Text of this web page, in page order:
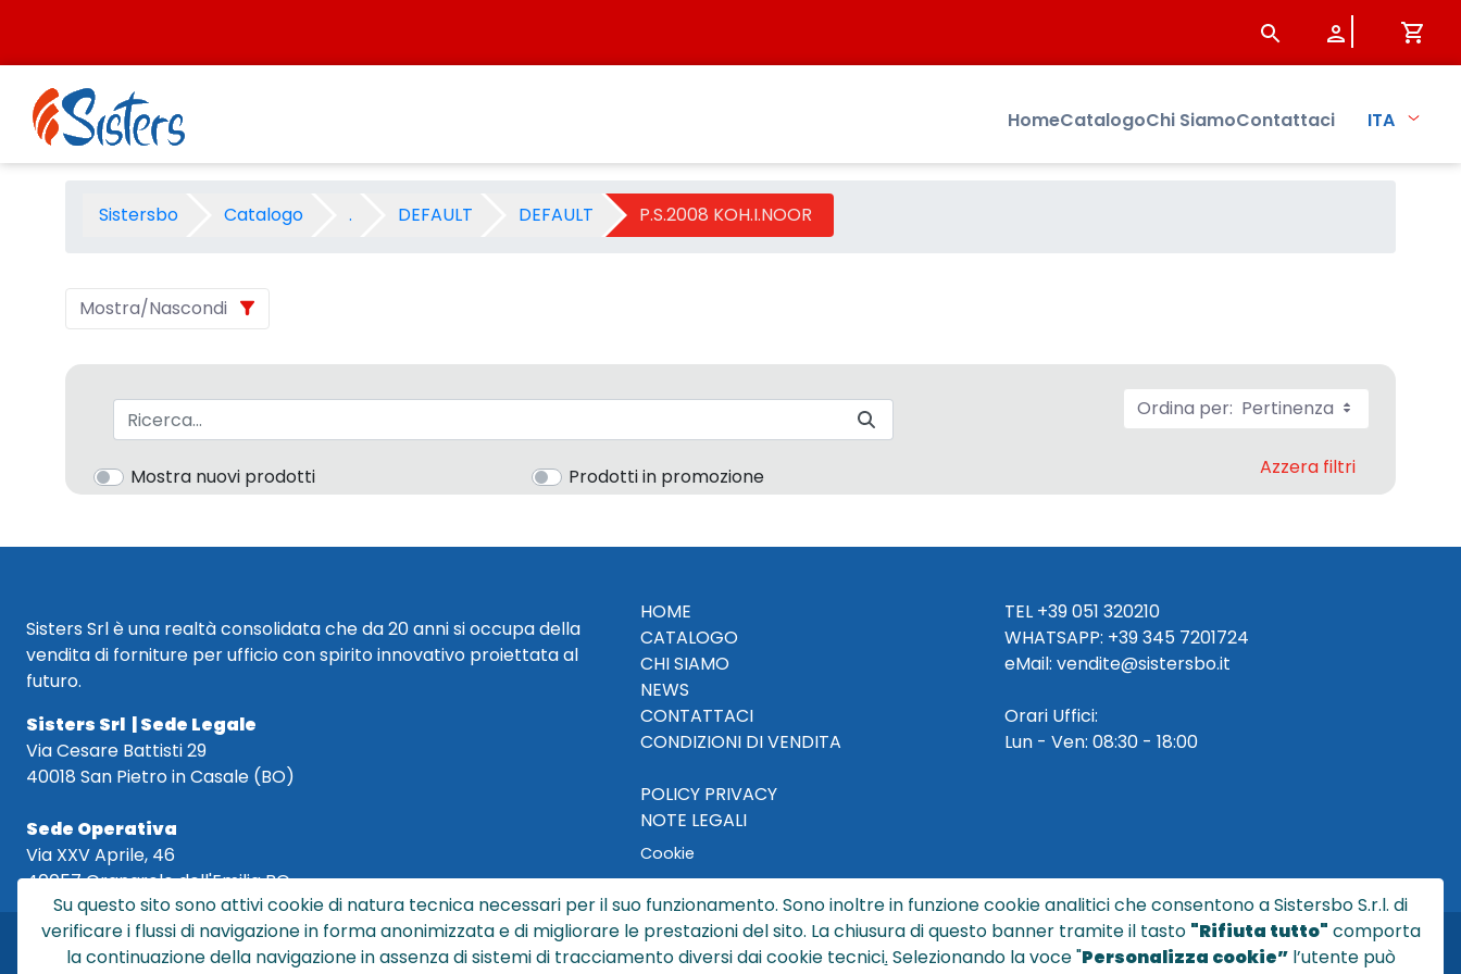
P.S.2008 KOH.I.NOOR - Categoria - Sistersbo
HomeCatalogoChi SiamoContattaci ITA
Sistersbo Catalogo . DEFAULT DEFAULT P.S.2008 KOH.I.NOOR
Mostra/Nascondi
Barra di ricerca
Mostra nuovi prodotti Prodotti in promozione
Ordina per: Pertinenza
Azzera filtri
Sisters Srl è una realtà consolidata che da 20 anni si occupa della
vendita di forniture per ufficio con spirito innovativo proiettata al
futuro.
Sisters Srl | Sede Legale
Via Cesare Battisti 29
40018 San Pietro in Casale (BO)
Sede Operativa
Via XXV Aprile, 46
40057 Granarolo dell'Emilia BO
HOME
CATALOGO
CHI SIAMO
NEWS
CONTATTACI
CONDIZIONI DI VENDITA
POLICY PRIVACY
NOTE LEGALI
Cookie
TEL +39 051 320210
WHATSAPP: +39345 7201724
eMail: vendite@sistersbo.it
Orari Uffici:
Lun - Ven: 08:30 - 18:00
© Copyright 2024 by Sisters S.r.l. - All rights reserved
Sisters S.r.l. - R.I. BO - N. REA 429992 - PEC sisterssrl@legalmail.it
Su questo sito sono attivi cookie di natura tecnica necessari per il suo funzionamento. Sono inoltre in funzione cookie analitici che consentono a Sistersbo S.r.l. di
verificare i flussi di navigazione in forma anonimizzata e di migliorare le prestazioni del sito. La chiusura di questo banner tramite il tasto "Rifiuta tutto" comporta
la continuazione della navigazione in assenza di sistemi di tracciamento diversi dai cookie tecnici. Selezionando la voce "Personalizza cookie”l’utente può